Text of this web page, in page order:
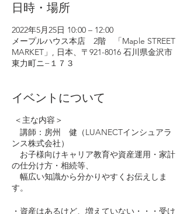
日時・場所
2022年5月25日 10:00 – 12:00
メープルハウス本店 2階 「Maple STREET
MARKET」, 日本、〒921-8016 石川県金沢市
東力町ニ−１７３
イベントについて
＜主な内容＞
講師：房州 健（LUANECTインシュアラ
ンス株式会社）
お子様向けキャリア教育や資産運用・家計
の仕分け方・相続等、
幅広い知識から分かりやすくお伝えしま
す。
・資産はあるけど、増えていない・・・受け